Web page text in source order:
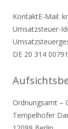
KontaktE-Mail:
Umsatzsteuer-
DE 20 314 00791
Ordnungsamt –
Tempelhofer